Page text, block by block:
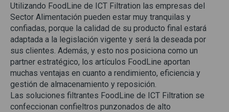
Utilizando FoodLine de ICT Filtration las empresas del
Sector Alimentación pueden estar muy tranquilas y
confiadas, porque la calidad de su producto final estará
adaptada a la legislación vigente y será la deseada por
sus clientes. Además, y esto nos posiciona como un
partner estratégico, los artículos FoodLine aportan
muchas ventajas en cuanto a rendimiento, eficiencia y
gestión de almacenamiento y reposición.
Las soluciones filtrantes FoodLine de ICT Filtration se
confeccionan confieltros punzonados de alto